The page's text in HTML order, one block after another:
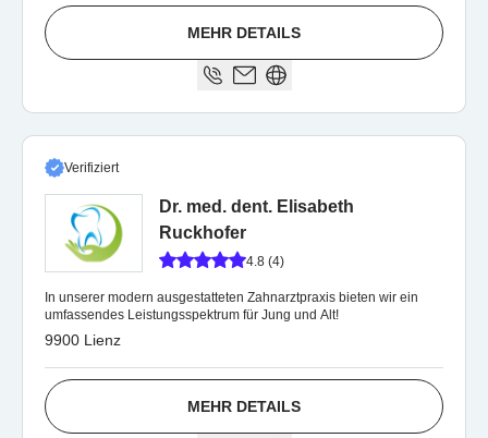
MEHR DETAILS
Verifiziert
Dr. med. dent. Elisabeth
Ruckhofer
4.8 (4)
In unserer modern ausgestatteten Zahnarztpraxis bieten wir ein
umfassendes Leistungsspektrum für Jung und Alt!
9900 Lienz
MEHR DETAILS